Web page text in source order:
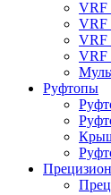
VRF
VRF
VRF
VRF
Руфтопы